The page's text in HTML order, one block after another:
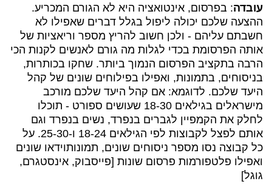
עובדה: בפרסום, אינטואציה היא לא הגורם המכריע.
ההצעה שלכם יכולה ליפול בגלל דברים שאפילו לא
חשבתם עליהם - ולכן חשוב להריץ מספר וריאציות של
אותה הפרסומת בכדי לגלות מה גורם לאנשים לקנות הכי
הרבה בתקציב הפרסום הנמוך ביותר. שחקו בכותרות,
בניסוחים, בתמונות, ואפילו בפילוחים שונים של קהל
היעד שלכם. לדוגמא: אם קהל היעד שלכם מורכב
מישראלים בגילאים 18-30 שעושים ספורט - תוכלו
לחלק את הקמפיין לגברים בנפרד, נשים בנפרד וגם
אותם לפצל לקבוצות לפי הגילאים 18-24 ו-25-30. על
כל קבוצה נסו מספר ניסוחים שונים, תמונותוידאו שונים
ואפילו פלטפורמות פרסום שונות [פייסבוק, אינסטגרם,
גוגל]